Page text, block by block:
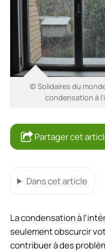
© Solidaires du
condensation à
Partager cet
Dans cet article
La condensation à
seulement obscurcir
contribuer à des